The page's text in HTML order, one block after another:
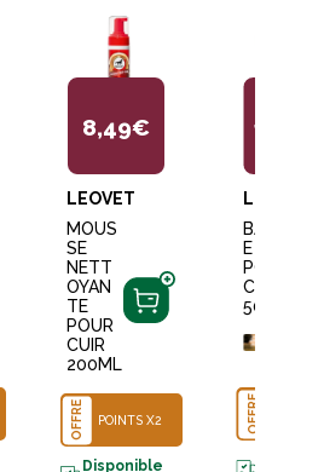
8,49€
LEOVET
MOUS
SE
NETT
OYAN
TE
POUR
CUIR
200ML
OFFRE POINTS X2
Disponible
11,49€
LEOVET
BAUM
E
POUR
CUIR
500ML
OFFRE